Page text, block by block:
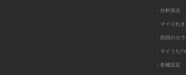
・分析採点
・マイりれき
・前回のカ
・マイうた/
・各種設定